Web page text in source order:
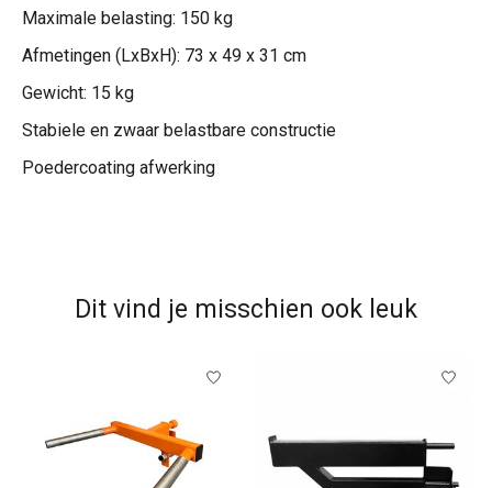
Maximale belasting: 150 kg
Afmetingen (LxBxH): 73 x 49 x 31 cm
Gewicht: 15 kg
Stabiele en zwaar belastbare constructie
Poedercoating afwerking
Dit vind je misschien ook leuk
Items van productcarrousel